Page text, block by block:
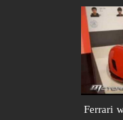
Ferrari